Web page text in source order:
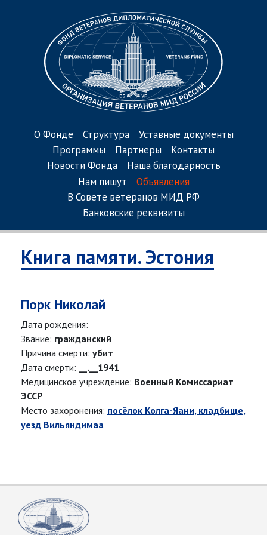
О Фонде Структура
Уставные документы
Программы
Партнеры
Контакты
Новости Фонда
Наша благодарность
Нам пишут
Объявления
В Совете ветеранов МИД РФ
Банковские реквизиты
Книга памяти. Эстония
Порк Николай
Дата рождения:
Звание: гражданский
Причина смерти: убит
Дата смерти:
__.__1941
Медицинское учреждение: Военный Комиссариат
ЭССР
Место захоронения: посёлок Колга-Яани, кладбище,
уезд Вильяндимаа